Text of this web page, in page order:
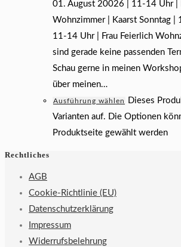
01. August 20026 | 11-14 Uhr |
Wohnzimmer | Kaarst Sonntag |
11-14 Uhr | Frau Feierlich
sind gerade keine passenden
Schau gerne in meinen
über meinen…
Ausführung wählen
Dieses
Varianten auf. Die Optionen
Produktseite gewählt werden
Rechtliches
AGB
Cookie-Richtlinie (EU)
Datenschutzerklärung
Impressum
Widerrufsbelehrung